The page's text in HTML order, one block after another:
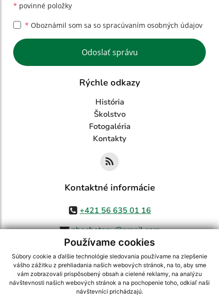
Používame cookies
Súbory cookie a ďalšie technológie sledovania používame na zlepšenie
vášho zážitku z prehliadania našich webových stránok, na to, aby sme
vám zobrazovali prispôsobený obsah a cielené reklamy, na analýzu
návštevnosti našich webových stránok a na pochopenie toho, odkiaľ naši
návštevníci prichádzajú.
* povinné položky
* Oboznámil som sa so spracúvaním osobných údajov
Google reCaptcha Response
Odoslať správu
Rýchle odkazy
História
Školstvo
Fotogaléria
Kontakty
Kontaktné informácie
+421 56 635 01 16
obecbotany@gmail.com
využite možnosť získavania aktuálnych informácií s využitím RSS
CMS systém (redakčný) systém ECHELON 2,Mapa stránok,web portál
webex.digital, s.r.o.,domény,registrácia domény